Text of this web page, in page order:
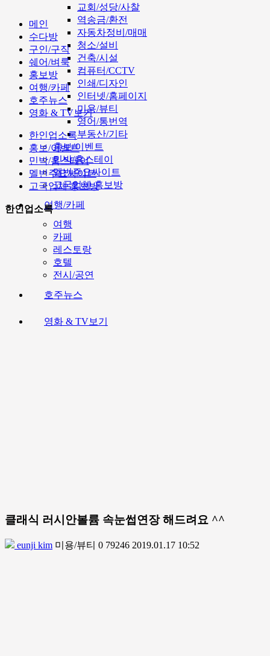
교회/성당/사찰
역송금/환전
자동차정비/매매
청소/설비
건축/시설
컴퓨터/CCTV
인쇄/디자인
인터넷/홈페이지
미용/뷰티
영어/통번역
부동산/기타
홍보/이벤트
민박/홈스테이
멜번주요싸이트
고국업체 홍보방
여행/카페
여행
카페
레스토랑
호텔
전시/공연
호주뉴스
영화 & TV보기
메인
수다방
구인/구직
쉐어/벼룩
홍보방
여행/카페
호주뉴스
영화 & TV보기
한인업소록
홍보/이벤트
민박/홈스테이
멜번주요싸이트
고국업체 홍보방
한인업소록
클래식 러시안볼륨 속눈썹연장 해드려요 ^^
eunji kim 미용/뷰티 0 79246 2019.01.17 10:52